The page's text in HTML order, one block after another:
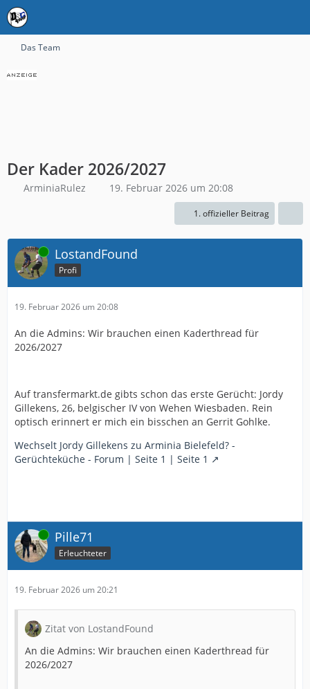
Das Team
Der Kader 2026/2027
ArminiaRulez 19. Februar 2026 um 20:08
1. offizieller Beitrag
Online LostandFound
Profi
19. Februar 2026 um 20:08
An die Admins: Wir brauchen einen Kaderthread für
2026/2027
Auf transfermarkt.de gibts schon das erste Gerücht: Jordy
Gillekens, 26, belgischer IV von Wehen Wiesbaden. Rein
optisch erinnert er mich ein bisschen an Gerrit Gohlke.
Wechselt Jordy Gillekens zu Arminia Bielefeld? -
Gerüchteküche - Forum | Seite 1 | Seite 1
Online Pille71
Erleuchteter
19. Februar 2026 um 20:21
Zitat von LostandFound
An die Admins: Wir brauchen einen Kaderthread für
2026/2027